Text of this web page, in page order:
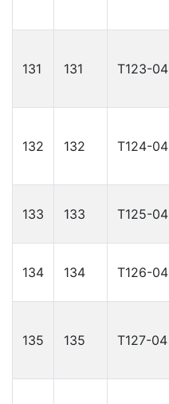
131 131 Т123-04
132 132 Т124-04
133 133 Т125-04
134 134 Т126-04
135 135 Т127-04